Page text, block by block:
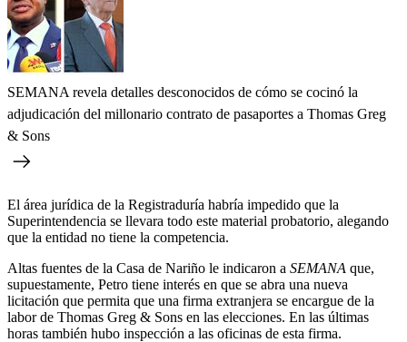
SEMANA revela detalles desconocidos de cómo se cocinó la
adjudicación del millonario contrato de pasaportes a Thomas Greg
& Sons
El área jurídica de la Registraduría habría impedido que la
Superintendencia se llevara todo este material probatorio, alegando
que la entidad no tiene la competencia.
Altas fuentes de la Casa de Nariño le indicaron a SEMANA que,
supuestamente, Petro tiene interés en que se abra una nueva
licitación que permita que una firma extranjera se encargue de la
labor de Thomas Greg & Sons en las elecciones. En las últimas
horas también hubo inspección a las oficinas de esta firma.